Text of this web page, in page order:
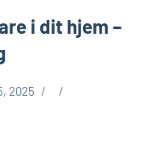
i dit hjem –
2025